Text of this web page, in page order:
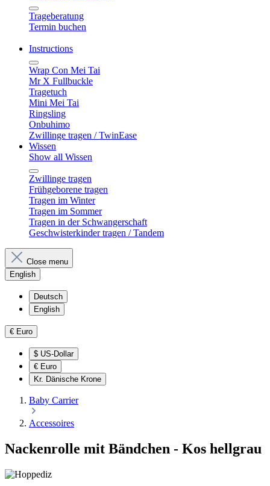
Trageberatung
Termin buchen
Instructions
Wrap Con Mei Tai
Mr X Fullbuckle
Tragetuch
Mini Mei Tai
Ringsling
Onbuhimo
Zwillinge tragen / TwinEase
Wissen
Show all Wissen
Zwillinge tragen
Frühgeborene tragen
Tragen im Winter
Tragen im Sommer
Tragen in der Schwangerschaft
Geschwisterkinder tragen / Tandem
Close menu
English
Deutsch
English
€ Euro
$ US-Dollar
€ Euro
Kr. Dänische Krone
Baby Carrier
Accessoires
Nackenrolle mit Bändchen - Kos hellgrau